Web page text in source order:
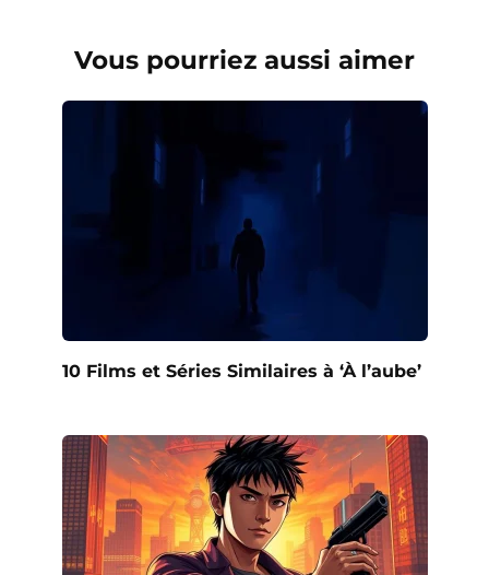
Vous pourriez aussi aimer
10 Films et Séries Similaires à ‘À l’aube’